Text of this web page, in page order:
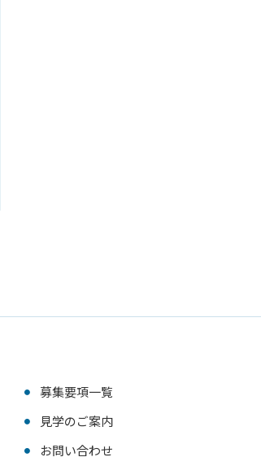
募集要項一覧
見学のご案内
お問い合わせ